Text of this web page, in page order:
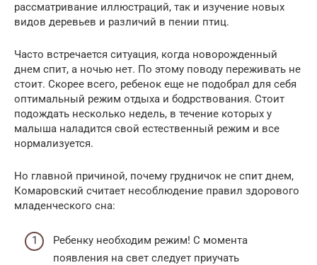
рассматривание иллюстраций, так и изучение новых
видов деревьев и различий в пении птиц.
Часто встречается ситуация, когда новорожденный
днем спит, а ночью нет. По этому поводу переживать не
стоит. Скорее всего, ребенок еще не подобрал для себя
оптимальный режим отдыха и бодрствования. Стоит
подождать несколько недель, в течение которых у
малыша наладится свой естественный режим и все
нормализуется.
Но главной причиной, почему грудничок не спит днем,
Комаровский считает несоблюдение правил здорового
младенческого сна:
Ребенку необходим режим! С момента
появления на свет следует приучать